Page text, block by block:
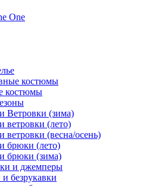
One
костюмы
костюмы
Ветровки (зима)
ветровки (лето)
ветровки (весна/осень)
брюки (лето)
брюки (зима)
и джемперы
безрукавки